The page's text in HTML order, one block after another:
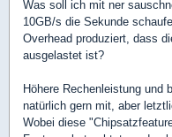
Was soll ich mit ner
10GB/s die Sekunde
Overhead produziert, dass
ausgelastet ist?
Höhere Rechenleistung und
natürlich gern mit, aber
Wobei diese